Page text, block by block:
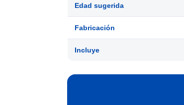
Edad sugerida
Fabricación
Incluye